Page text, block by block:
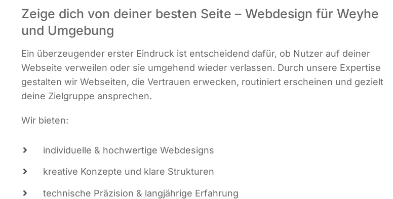
Zeige dich von deiner besten Seite – Webdesign für Weyhe
und Umgebung
Ein über­zeu­gen­der ers­ter Ein­druck ist ent­schei­dend dafür, ob Nut­zer auf dei­ner
Web­sei­te ver­wei­len oder sie umge­hend wie­der ver­las­sen. Durch unse­re Exper­ti­se
gestal­ten wir Web­sei­ten, die Ver­trau­en erwe­cken, rou­ti­niert erschei­nen und gezielt
dei­ne Ziel­grup­pe ansprechen.
Wir bie­ten:
indi­vi­du­el­le & hoch­wer­ti­ge Webdesigns
krea­ti­ve Kon­zep­te und kla­re Strukturen
tech­ni­sche Prä­zi­si­on & lang­jäh­ri­ge Erfahrung